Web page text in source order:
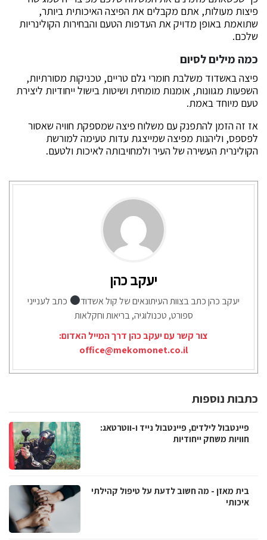
פיצות מעולות, אתם מקבלים את הפיצה האיכותית ביותר,
שתואמת באופן מדויק את העדפות הטעם והבחירות הקולינריות
שלכם.
כמה מילים לסיום
פיצה באשדוד משלבת חומרי גלם טריים, טכניקות מסורתיות,
השפעות מגוונות, אומנות מומחית ושיטות בישול ייחודיות ליצירת
טעם מיוחד באמת.
אז זה הזמן להתפנק עם משלוח פיצה שמספקת חוויה שאסור
לפספס, וליהנות מפיצה שמייצגת עדות טעימה למורשת
הקולינרית העשירה של העיר ולמחויבותה לאיכות ולטעם.
יעקב כהן
יעקב כהן כתב בצוות העיתונאים של קול אשדוד
כתב לענייני
ספורט, טכנולוגיה, בריאות וחקלאות
צור קשר עם יעקב כהן דרך המייל האדום:
office@mekomonet.co.il
כתבות נוספות
פיינטבול לילדים, פיינטבול נייד ו-ווטרטאג:
חוויות משחק ייחודיות
בית מאזן - מה חשוב לדעת על טיפול קהילתי
איכותי